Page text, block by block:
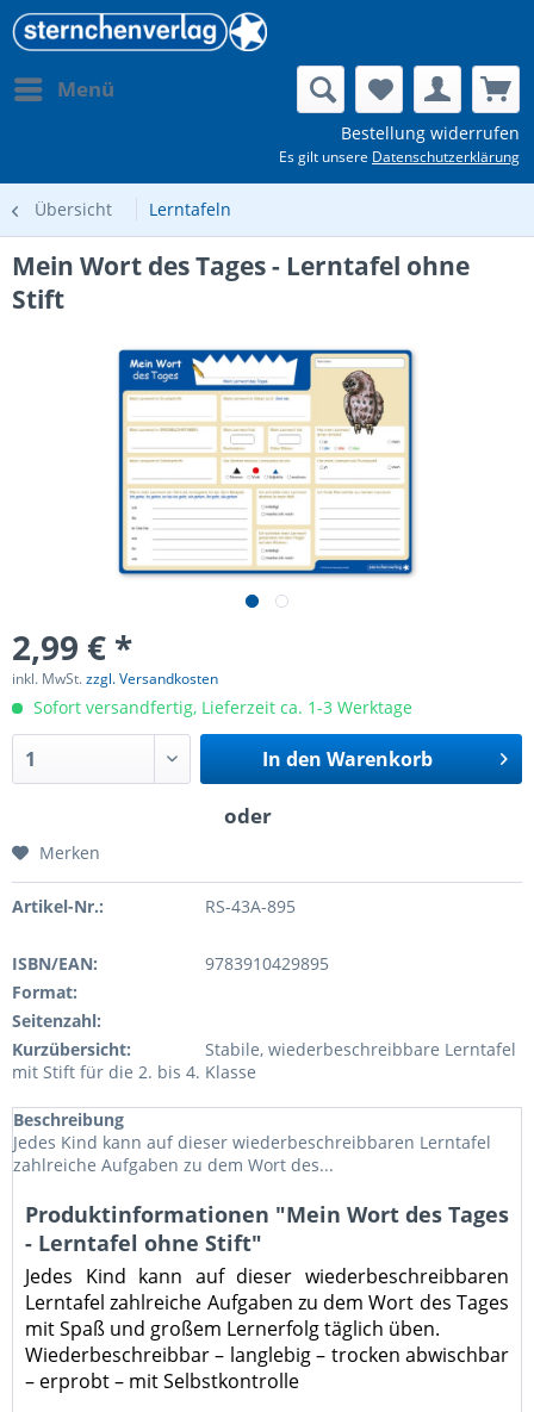
Menü
Bestellung widerrufen
Es gilt unsere Datenschutzerklärung
Übersicht Lerntafeln
Mein Wort des Tages - Lerntafel ohne
Stift
2,99 € *
inkl. MwSt.zzgl. Versandkosten
Sofort versandfertig, Lieferzeit ca. 1-3 Werktage
In den Warenkorb
Merken
Artikel-Nr.: RS-43A-895
ISBN/EAN:
9783910429895
Format:
Seitenzahl:
Kurzübersicht:
Stabile, wiederbeschreibbare Lerntafel
mit Stift für die 2. bis 4. Klasse
Beschreibung
Jedes Kind kann auf dieser wiederbeschreibbaren Lerntafel
zahlreiche Aufgaben zu dem Wort des...
Produktinformationen "Mein Wort des Tages
- Lerntafel ohne Stift"
Jedes Kind kann auf dieser wiederbeschreibbaren
Lerntafel zahlreiche Aufgaben zu dem Wort des Tages
mit Spaß und großem Lernerfolg täglich üben.
Wiederbeschreibbar – langlebig – trocken abwischbar
– erprobt – mit Selbstkontrolle